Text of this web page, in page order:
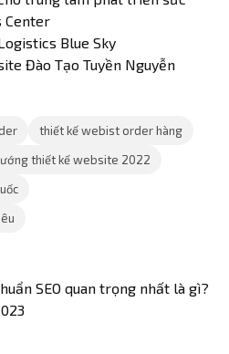
Center
Blue Sky
Đào Tạo Tuyền Nguyễn
thiết kế webist order hàng
thiết kế website 2022
SEO quan trọng nhất là gì?